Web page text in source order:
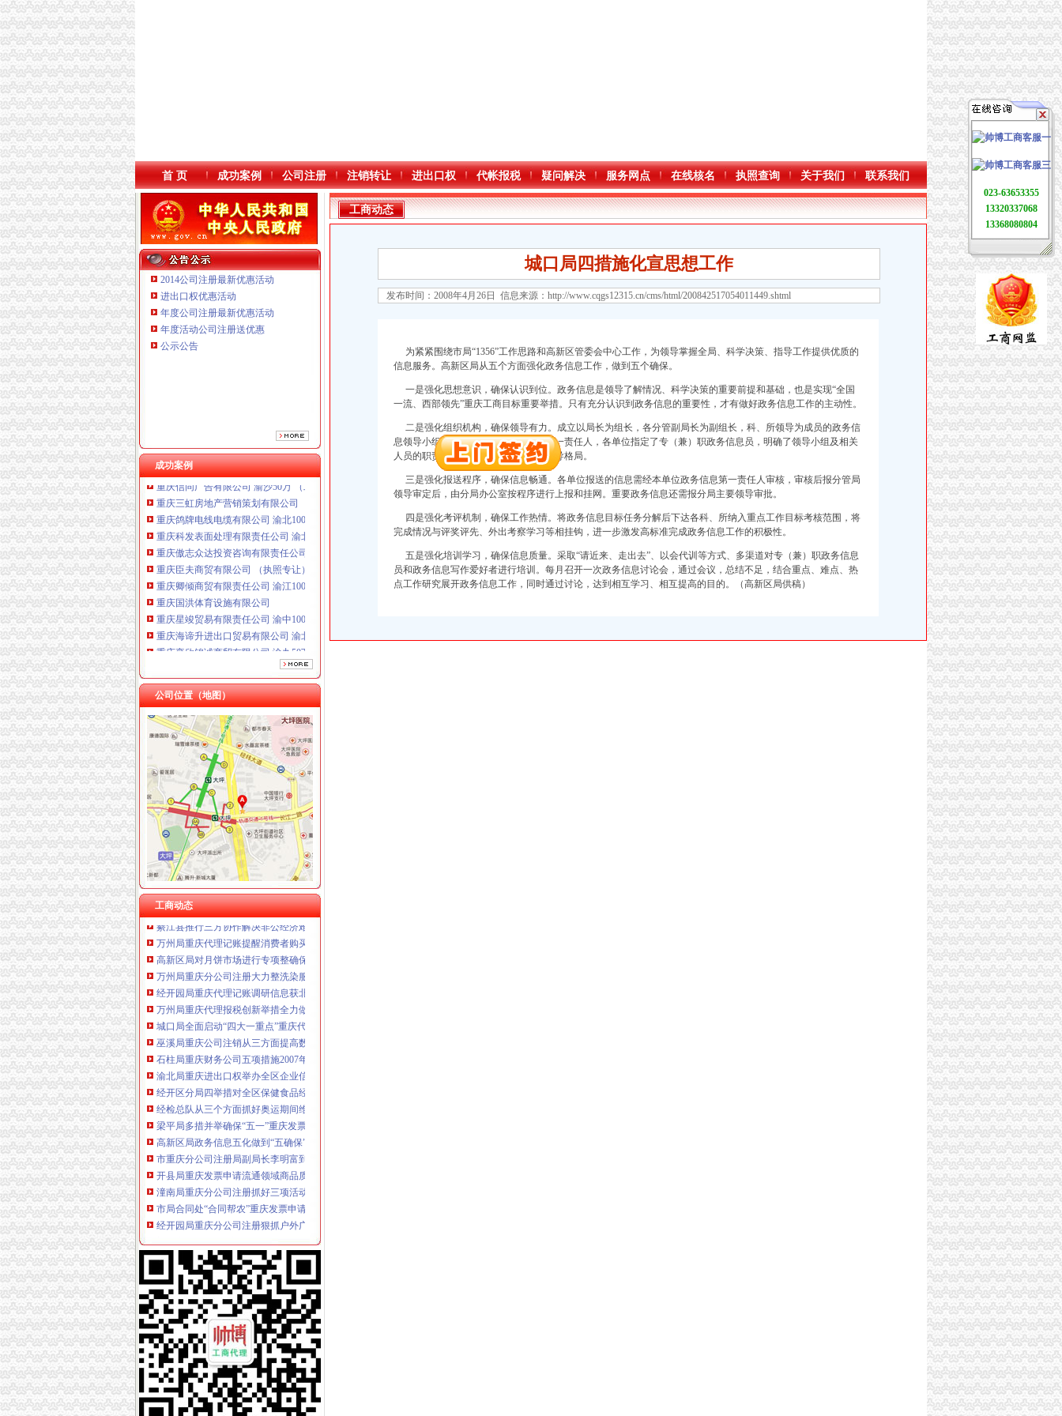
本站导航
首 页 成功案例 公司注册 注销转让 进出口权 代帐报税 疑问解决 服务网点 在线核名 执照查询 关于我们 联系我们
2014公司注册最新优惠活动
进出口权优惠活动
年度公司注册最新优惠活动
年度活动公司注册送优惠
公示公告
成功案例
重庆鸽牌电线电缆有限公司 渝北10010万 (进出口权)
重庆科发表面处理有限责任公司 渝北800万 （进出口权）
重庆傲志众达投资咨询有限责任公司 渝九1000万 （增资）
重庆海谛升进出口贸易有限公司 渝北100万 （进出口权）
重庆奕欣锦诚商贸有限公司 渝九50万 （工商注册）
重庆信同广告有限公司 渝沙50万 （工商注册）
重庆三虹房地产营销策划有限公司
重庆鸽牌电线电缆有限公司 渝北10010万 (进出口权)
重庆科发表面处理有限责任公司 渝北800万 （进出口权）
重庆傲志众达投资咨询有限责任公司 渝九1000万 （增资）
重庆臣夫商贸有限公司 （执照专让）
重庆卿倾商贸有限责任公司 渝江100万 （工商注册）
重庆国洪体育设施有限公司
重庆星竣贸易有限责任公司 渝中100万 （进出口权）
重庆海谛升进出口贸易有限公司 渝北100万 （进出口权）
重庆奕欣锦诚商贸有限公司 渝九50万 （工商注册）
重庆信同广告有限公司 渝沙50万 （工商注册）
重庆三虹房地产营销策划有限公司
公司位置（地图）
工商动态
开县局重庆财务公司四项标准贯彻落实节油节电节能工作要求
璧山局重庆财务公司组织企向灾区捐赠食品支援震救灾
巫溪局重庆公司注销城厢二所化服务 大力帮扶困难群众就业再就业
新修订的重庆代理记账《沙坪坝区驰名商标著名商标励办法》励标准大幅提高
大渡口局重庆代理报税采取五项举措着力提高执法质量
沙坪坝局巧借“三股力”重庆代账公司推进农产品商标培育发展
沙坪坝局构建“早发现—监管—严规范”重庆分公司注册食品安全全程长效监管模式
开县局重庆公司注销五项措施加快职能转型步伐
綦江县推行三方协作解决非公经济难问题
万州局重庆代理记账提醒消费者购买进口服装注意四大问题
高新区局对月饼市场进行专项整确保“两节”重庆财务公司期间食品安全消费
万州局重庆分公司注册大力整洗染服务行业
经开园局重庆代理记账调研信息获北部新区管委会领导批示
万州局重庆代理报税创新举措全力做好就业再就业工作
城口局全面启动“四大一重点”重庆代理记账工作
巫溪局重庆公司注销从三方面提高数据质量
石柱局重庆财务公司五项措施2007年度企业年检工作见成效
渝北局重庆进出口权举办全区企业信用体系建设成员单位数据交换培训
经开区分局四举措对全区保健食品经营企业开展阶段的重庆代理报税专项整
经检总队从三个方面抓好奥运期间维稳工作
梁平局多措并举确保“五一”重庆发票申请市场安全稳定
高新区局政务信息五化做到“五确保”重庆财务公司
市重庆分公司注册局副局长李明富到沙坪坝局指导大讨论活动
开县局重庆发票申请流通领域商品质量监管初见成效
潼南局重庆分公司注册抓好三项活动启动2008年思想教育工作
市局合同处“合同帮农”重庆发票申请片区座谈会在南川召开
经开园局重庆分公司注册狠抓户外广告监管取得明显成效
梁平举办“4.26”重庆财务公司世界知识产权日宣咨询活动
南岸局注册登记科荣获市级“巾帼文明岗”重庆公司注销称号
大渡口局严把“四关”重庆代账公司化节日市场监管
长寿局四措并举加房屋装修市重庆代账公司场监管
万州区局重庆分公司注册六个围绕化产品质量和食品安全工作
高新园局重庆代理记账四措并举化高速公路户外广告监管
九龙坡局重庆代理报税六条措施保春耕生产
潼南局重庆代理记账四项措施关心基层工商所干部
酉局李溪所化“五.一”重庆代理记账节前市场安全大检查
北碚局重庆财务公司缙云所五坚持狠抓职能转变力促新农村建设
城口局三措并举化节日市重庆分公司注册场监管
巫溪局重庆代理报税四举措力推进政务信息工作
工商动态
城口局四措施化宣思想工作
发布时间：2008年4月26日 信息来源： http://www.cqgs12315.cn/cms/html/200842517054011449.shtml
为紧紧围绕市局“1356”工作思路和高新区管委会中心工作，为领导掌握全局、科学决策、指导工作提供优质的
信息服务。高新区局从五个方面强化政务信息工作，做到五个确保。
一是强化思想意识，确保认识到位。政务信息是领导了解情况、科学决策的重要前提和基础，也是实现“全国
一流、西部领先”重庆工商目标重要举措。只有充分认识到政务信息的重要性，才有做好政务信息工作的主动性。
二是强化组织机构，确保领导有力。成立以局长为组长，各分管副局长为副组长，科、所领导为成员的政务信
息领导小组，局、科、所主要领导为第一责任人，各单位指定了专（兼）职政务信息员，明确了领导小组及相关
人员的职责，做到全局抓，抓全局的领导格局。
三是强化报送程序，确保信息畅通。各单位报送的信息需经本单位政务信息第一责任人审核，审核后报分管局
领导审定后，由分局办公室按程序进行上报和挂网。重要政务信息还需报分局主要领导审批。
四是强化考评机制，确保工作热情。将政务信息目标任务分解后下达各科、所纳入重点工作目标考核范围，将
完成情况与评奖评先、外出考察学习等相挂钩，进一步激发高标准完成政务信息工作的积极性。
五是强化培训学习，确保信息质量。采取“请近来、走出去”、以会代训等方式、多渠道对专（兼）职政务信息
员和政务信息写作爱好者进行培训。每月召开一次政务信息讨论会，通过会议，总结不足，结合重点、难点、热
点工作研究展开政务信息工作，同时通过讨论，达到相互学习、相互提高的目的。（高新区局供稿）
023-63653355
13320337068
13368080804